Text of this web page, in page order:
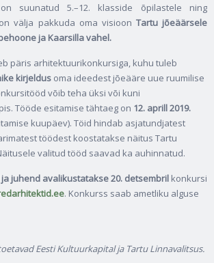
suunatud 5.–12. klasside õpilastele ning
välja pakkuda oma visioon Tartu jõeäärsele
ja Kaarsilla vahel.
päris arhitektuurikonkursiga, kuhu tuleb
kirjeldus oma ideedest jõeääre uue ruumilise
võib teha üksi või kuni
Tööde esitamise tähtaeg on 12. aprill 2019.
kuupäev). Töid hindab asjatundjatest
töödest koostatakse näitus Tartu
valitud tööd saavad ka auhinnatud.
juhend avalikustatakse 20. detsembril konkursi
. Konkurss saab ametliku alguse
Eesti Kultuurkapital ja Tartu Linnavalitsus.